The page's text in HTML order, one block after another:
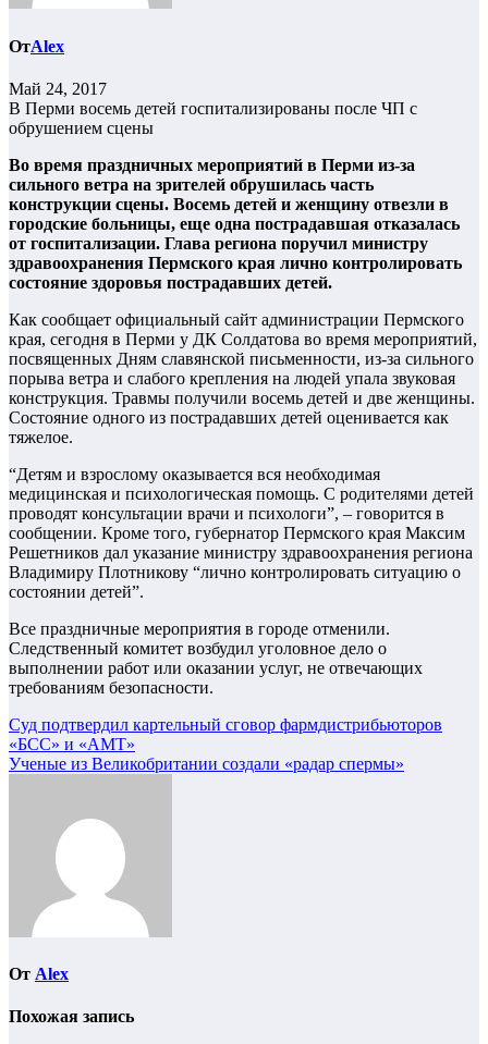
ОтAlex
Май 24, 2017
В Перми восемь детей госпитализированы после ЧП с
обрушением сцены
Во время праздничных мероприятий в Перми из-за
сильного ветра на зрителей обрушилась часть
конструкции сцены. Восемь детей и женщину отвезли в
городские больницы, еще одна пострадавшая отказалась
от госпитализации. Глава региона поручил министру
здравоохранения Пермского края лично контролировать
состояние здоровья пострадавших детей.
Как сообщает официальный сайт администрации Пермского
края, сегодня в Перми у ДК Солдатова во время мероприятий,
посвященных Дням славянской письменности, из-за сильного
порыва ветра и слабого крепления на людей упала звуковая
конструкция. Травмы получили восемь детей и две женщины.
Состояние одного из пострадавших детей оценивается как
тяжелое.
“Детям и взрослому оказывается вся необходимая
медицинская и психологическая помощь. С родителями детей
проводят консультации врачи и психологи”, – говорится в
сообщении. Кроме того, губернатор Пермского края Максим
Решетников дал указание министру здравоохранения региона
Владимиру Плотникову “лично контролировать ситуацию о
состоянии детей”.
Все праздничные мероприятия в городе отменили.
Следственный комитет возбудил уголовное дело о
выполнении работ или оказании услуг, не отвечающих
требованиям безопасности.
Навигация
по
Суд подтвердил картельный сговор фармдистрибьюторов
«БСС» и «АМТ»
Ученые из Великобритании создали «радар спермы»
От Alex
Похожая запись